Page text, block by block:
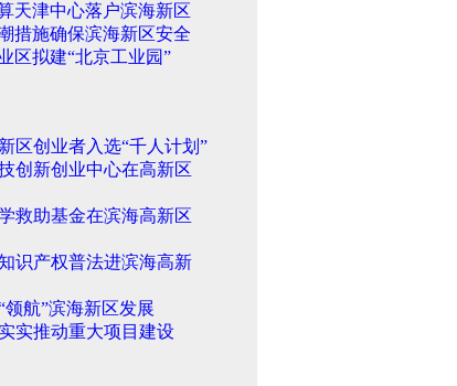
天津中心落户滨海新区
措施确保滨海新区安全
区拟建“北京工业园”
区创业者入选“千人计划”
创新创业中心在高新区
救助基金在滨海高新区
识产权普法进滨海高新
领航”滨海新区发展
实推动重大项目建设